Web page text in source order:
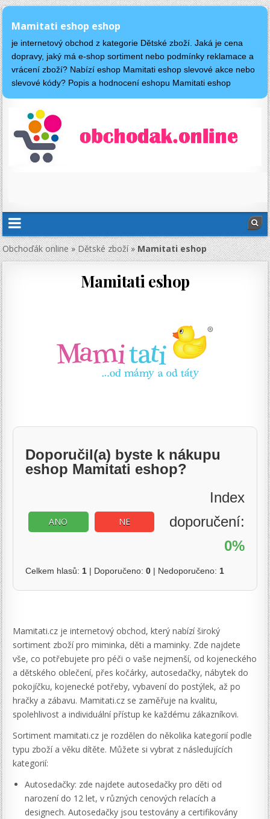
Mamitati eshop eshop
je internetový obchod z kategorie Dětské zboží. Jaká je cena
dopravy, jaký má e-shop sortiment nebo podmínky reklamace a
vrácení zboží? Nabízí eshop Mamitati eshop slevové akce nebo
slevové kódy? Popis a hodnocení eshopu Mamitati eshop
Obchoďák online»Dětské zboží»Mamitati eshop
Mamitati eshop
Doporučil(a) byste k nákupu
eshop Mamitati eshop?
ANO NE
Index
doporučení:
0%
Celkem hlasů: 1 | Doporučeno:0 | Nedoporučeno: 1
Mamitati.cz je internetový obchod, který nabízí široký
sortiment zboží pro miminka, děti a maminky. Zde najdete
vše, co potřebujete pro péči o vaše nejmenší, od kojeneckého
a dětského oblečení, přes kočárky, autosedačky, nábytek do
pokojíčku, kojenecké potřeby, vybavení do postýlek, až po
hračky a zábavu. Mamitati.cz se zaměřuje na kvalitu,
spolehlivost a individuální přístup ke každému zákazníkovi.
Sortiment mamitati.cz je rozdělen do několika kategorií podle
typu zboží a věku dítěte. Můžete si vybrat z následujících
kategorií:
Autosedačky: zde najdete autosedačky pro děti od
narození do 12 let, v různých cenových relacích a
designech. Autosedačky jsou testovány a certifikovány